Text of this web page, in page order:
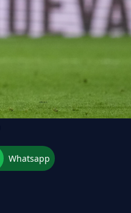
Whatsapp